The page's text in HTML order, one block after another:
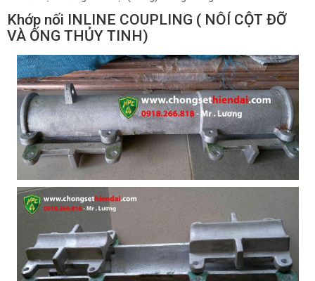
Khớp nối INLINE COUPLING ( NÔÍ CỘT ĐỠ
VÀ ỐNG THỦY TINH)